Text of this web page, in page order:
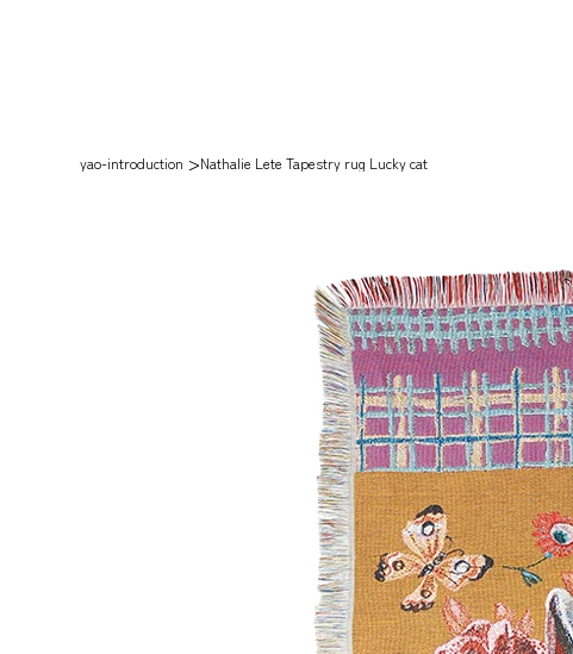
yao-introduction >Nathalie Lete Tapestry rug Lucky cat